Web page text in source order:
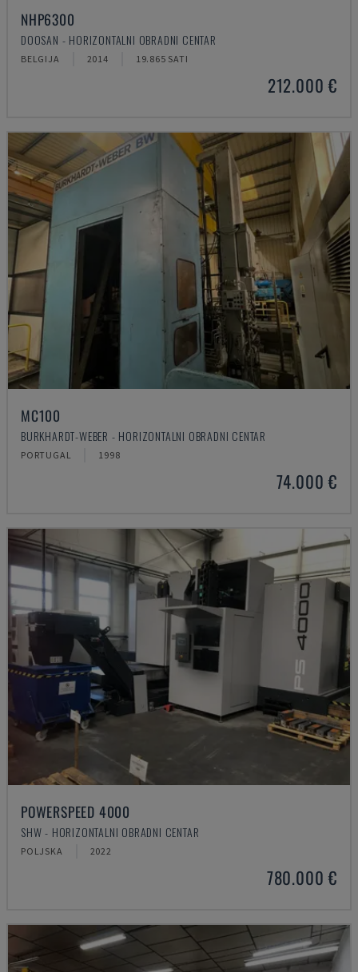
NHP6300
DOOSAN - HORIZONTALNI OBRADNI CENTAR
BELGIJA 2014 19.865 SATI
212.000 €
MC100
BURKHARDT-WEBER - HORIZONTALNI OBRADNI CENTAR
PORTUGAL 1998
74.000 €
POWERSPEED 4000
SHW - HORIZONTALNI OBRADNI CENTAR
POLJSKA 2022
780.000 €